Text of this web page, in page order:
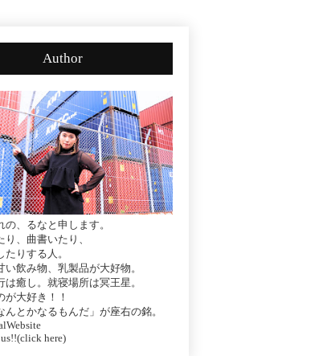
Author
の、るなと申します。
り、曲書いたり、
たりする人。
い飲み物、乳製品が大好物。
は癒し。就寝場所は冥王星。
が大好き！！
んとかなるもんだ」が座右の銘。
here)